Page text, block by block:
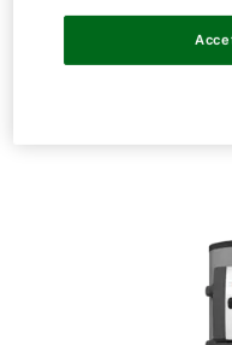
Capacità
Diametro con